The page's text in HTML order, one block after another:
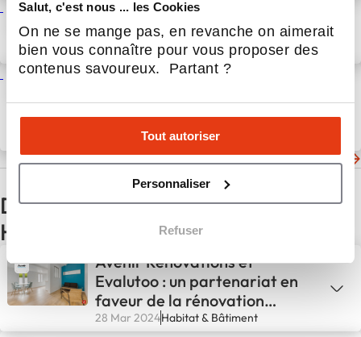
Salut, c'est nous ... les Cookies
On ne se mange pas, en revanche on aimerait
bien vous connaître pour vous proposer des
contenus savoureux. Partant ?
Tout autoriser
Personnaliser
Refuser
Job et Avenir : une semaine
pour recruter !
7 Nov 2025 Actualités
Le Bachelor DM School est de
retour pour cette nouvelle
année !
24 Oct 2025Actualités
Les dernières actualités de la Franchise Daniel Moquet
D'autres actualités du secteur
Habitat & Bâtiment
Avenir Rénovations et
Evalutoo : un partenariat en
faveur de la rénovation
énergétique
28 Mar 2024Habitat & Bâtiment